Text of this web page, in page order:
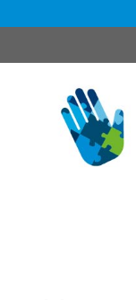
Inhalt